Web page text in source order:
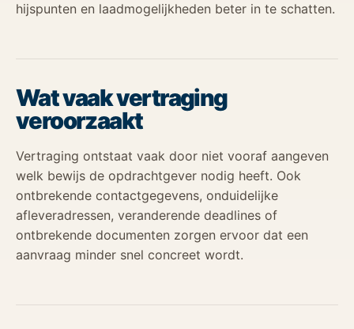
hijspunten en laadmogelijkheden beter in te schatten.
Wat vaak vertraging
veroorzaakt
Vertraging ontstaat vaak door niet vooraf aangeven
welk bewijs de opdrachtgever nodig heeft. Ook
ontbrekende contactgegevens, onduidelijke
afleveradressen, veranderende deadlines of
ontbrekende documenten zorgen ervoor dat een
aanvraag minder snel concreet wordt.